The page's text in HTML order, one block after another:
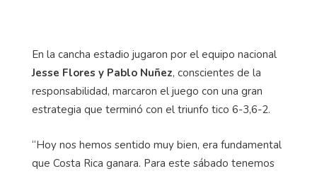
En la cancha estadio jugaron por el equipo nacional
Jesse Flores y Pablo Nuñez, conscientes de la
responsabilidad, marcaron el juego con una gran
estrategia que terminó con el triunfo tico 6-3,6-2.
“Hoy nos hemos sentido muy bien, era fundamental
que Costa Rica ganara. Para este sábado tenemos